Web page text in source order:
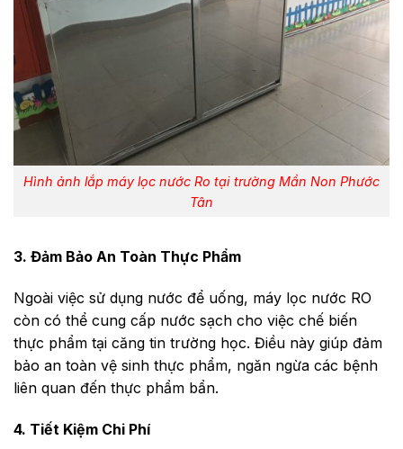
Hình ảnh lắp máy lọc nước Ro tại trường Mần Non Phước
Tân
3. Đảm Bảo An Toàn Thực Phẩm
Ngoài việc sử dụng nước để uống, máy lọc nước RO
còn có thể cung cấp nước sạch cho việc chế biến
thực phẩm tại căng tin trường học. Điều này giúp đảm
bảo an toàn vệ sinh thực phẩm, ngăn ngừa các bệnh
liên quan đến thực phẩm bẩn.
4. Tiết Kiệm Chi Phí